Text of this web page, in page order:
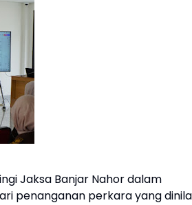
Jaksa Banjar Nahor dalam
penanganan perkara yang